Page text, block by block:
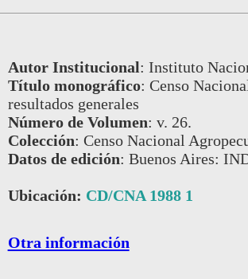
Autor Institucional: Instituto
Título monográfico: Censo
resultados generales
Número de Volumen: v. 26.
Colección: Censo Nacional
Datos de edición: Buenos Aires:
Ubicación: CD/CNA 1988 1
Otra información